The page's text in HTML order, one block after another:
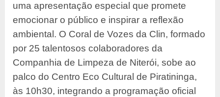
uma apresentação especial que promete
emocionar o público e inspirar a reflexão
ambiental. O Coral de Vozes da Clin, formado
por 25 talentosos colaboradores da
Companhia de Limpeza de Niterói, sobe ao
palco do Centro Eco Cultural de Piratininga,
às 10h30, integrando a programação oficial